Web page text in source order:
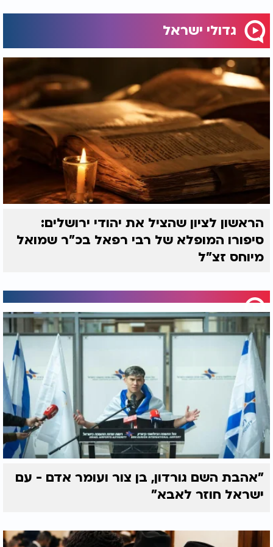
יוצרים הגנה רוחנית וגשמית שאין לה שיעור. בזכות
הקדושה האישית של הבחור, הוא הפך לצינור שדרכו
עבר הנס שהציל קהל שלם.
גדולי ישראל
הראשון לציון שהציל את יהודי ירושלים:
סיפורו המופלא של רבי רפאל בכ"ר שמואל
מיוחס זצ"ל
"אהבת השם גורדון, בן צור ועומר אדם - עם
ישראל חוזר לאבא"